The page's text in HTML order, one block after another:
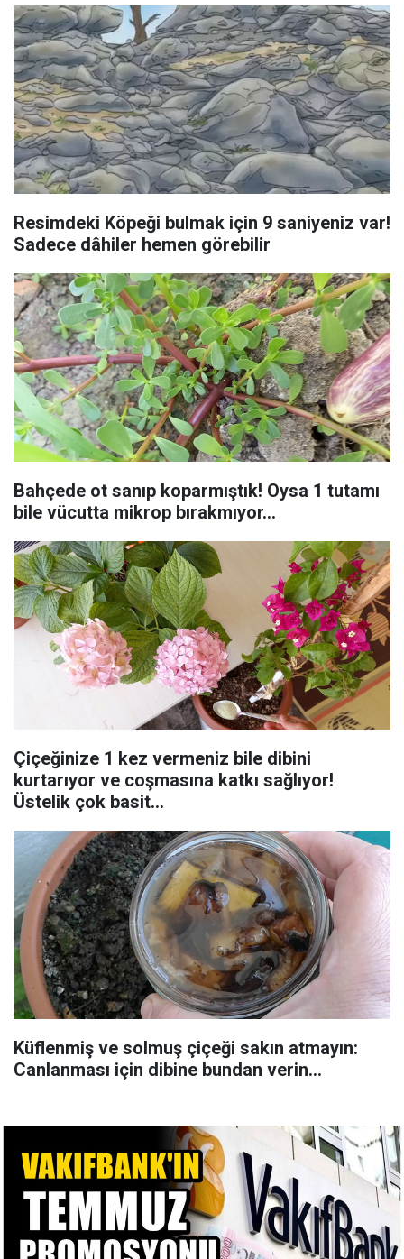
Resimdeki Köpeği bulmak için 9 saniyeniz var!
Sadece dâhiler hemen görebilir
Bahçede ot sanıp koparmıştık! Oysa 1 tutamı
bile vücutta mikrop bırakmıyor...
Çiçeğinize 1 kez vermeniz bile dibini
kurtarıyor ve coşmasına katkı sağlıyor!
Üstelik çok basit...
Küflenmiş ve solmuş çiçeği sakın atmayın:
Canlanması için dibine bundan verin...